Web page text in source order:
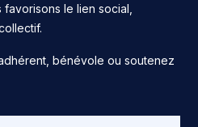
le lien social,
bénévole ou soutenez